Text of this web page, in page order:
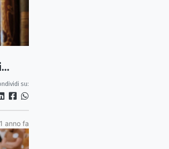
su:
1 anno fa